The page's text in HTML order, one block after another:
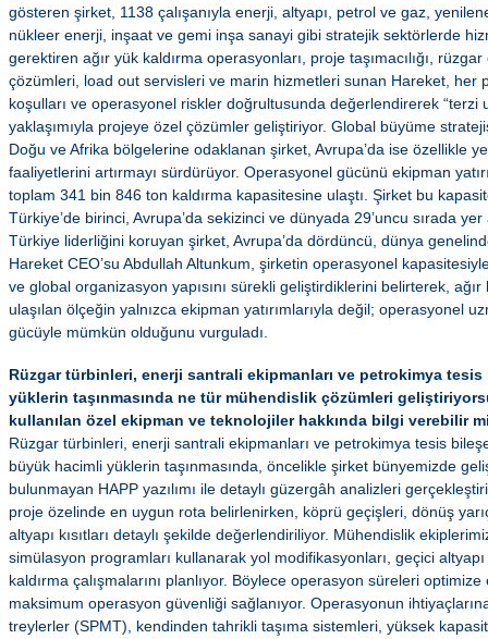
gösteren şirket, 1138 çalışanıyla enerji, altyapı, petrol ve gaz,
nükleer enerji, inşaat ve gemi inşa sanayi gibi stratejik sektörlerde
gerektiren ağır yük kaldırma operasyonları, proje taşımacılığı,
çözümleri, load out servisleri ve marin hizmetleri sunan Hareket, her
koşulları ve operasyonel riskler doğrultusunda değerlendirerek “terzi
yaklaşımıyla projeye özel çözümler geliştiriyor. Global büyüme
Doğu ve Afrika bölgelerine odaklanan şirket, Avrupa’da ise özellikle
faaliyetlerini artırmayı sürdürüyor. Operasyonel gücünü ekipman
toplam 341 bin 846 ton kaldırma kapasitesine ulaştı. Şirket bu
Türkiye’de birinci, Avrupa’da sekizinci ve dünyada 29’uncu sırada
Türkiye liderliğini koruyan şirket, Avrupa’da dördüncü, dünya
Hareket CEO’su Abdullah Altunkum, şirketin operasyonel
ve global organizasyon yapısını sürekli geliştirdiklerini belirterek,
ulaşılan ölçeğin yalnızca ekipman yatırımlarıyla değil; operasyonel
gücüyle mümkün olduğunu vurguladı.
Rüzgar türbinleri, enerji santrali ekipmanları ve petrokimya tesis
yüklerin taşınmasında ne tür mühendislik çözümleri
kullanılan özel ekipman ve teknolojiler hakkında bilgi verebilir
Rüzgar türbinleri, enerji santrali ekipmanları ve petrokimya tesis
büyük hacimli yüklerin taşınmasında, öncelikle şirket bünyemizde
bulunmayan HAPP yazılımı ile detaylı güzergâh analizleri
proje özelinde en uygun rota belirlenirken, köprü geçişleri, dönüş
altyapı kısıtları detaylı şekilde değerlendiriliyor. Mühendislik
simülasyon programları kullanarak yol modifikasyonları, geçici
kaldırma çalışmalarını planlıyor. Böylece operasyon süreleri
maksimum operasyon güvenliği sağlanıyor. Operasyonun
treylerler (SPMT), kendinden tahrikli taşıma sistemleri, yüksek